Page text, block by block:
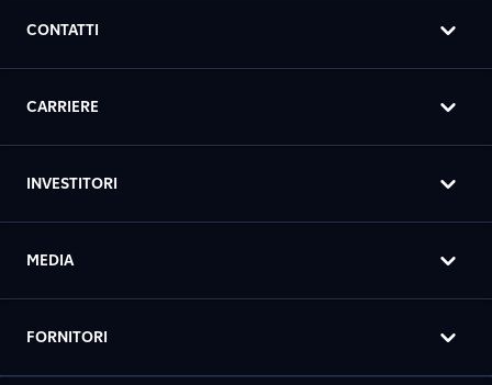
CONTATTI
CARRIERE
INVESTITORI
MEDIA
FORNITORI